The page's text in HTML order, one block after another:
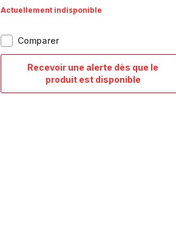
ComparerIntuition
XL,
Marmite
+
Recevoir une alerte dès que le
produit est disponible
Intuition
XL,
Actuellement indisponible